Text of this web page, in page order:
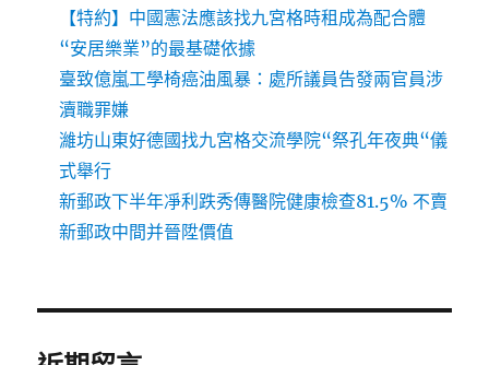
【特約】中國憲法應該找九宮格時租成為配合體
“安居樂業”的最基礎依據
臺致億嵐工學椅癌油風暴：處所議員告發兩官員涉
瀆職罪嫌
濰坊山東好德國找九宮格交流學院“祭孔年夜典“儀
式舉行
新郵政下半年凈利跌秀傳醫院健康檢查81.5% 不賣
新郵政中間并晉陞價值